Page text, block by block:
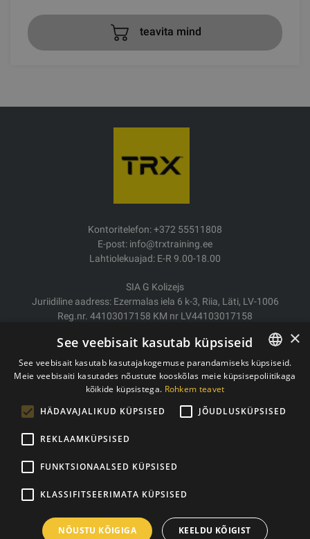
teavita mind
Kontoritelefon: +372 55511808
E-post: info@trxtraining.ee
Lahtiolekuajad: E-R 9.00-18.00
SIA G Kolizejs
Juriidiline aadress: Ezermalas iela 6 k-3, Riia, Läti, LV-1006
Reg.nr. 44103017158 KM nr LV44103017158
Kauba tarne/Tagastamine
Makse
Ostutingimused
Privaatsuspoliitika
ESTONIAN
×
See veebisait kasutab küpsiseid
See veebisait kasutab kasutajakogemuse parandamiseks küpsiseid.
Meie veebisaiti kasutades nõustute kooskõlas meie küpsisepoliitikaga
kõikide küpsistega. Rohkem teavet
HÄDAVAJALIKUD KÜPSISED
JÕUDLUSKÜPSISED
REKLAAMKÜPSISED
FUNKTSIONAALSED KÜPSISED
KLASSIFITSEERIMATA KÜPSISED
NÕUSTU KÕIGIGA KEELDU KÕIGIST